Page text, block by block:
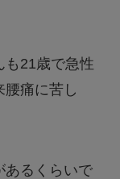
も21歳で急性
痛に苦し
あるくらいで